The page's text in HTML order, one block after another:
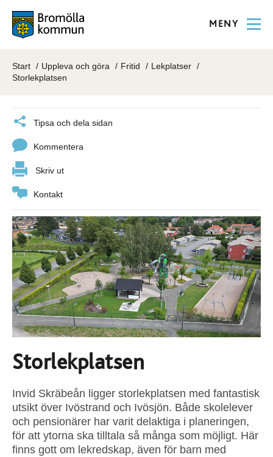
MENY
Start Uppleva och göra Fritid
Lekplatser
Storlekplatsen
Tipsa och dela sidan
Kommentera
Skriv ut
Kontakt
Storlekplatsen
Invid Skräbeån ligger storlekplatsen med fantastisk
utsikt över Ivöstrand och Ivösjön. Både skolelever
och pensionärer har varit delaktiga i planeringen,
för att ytorna ska tilltala så många som möjligt. Här
finns gott om lekredskap, även för barn med